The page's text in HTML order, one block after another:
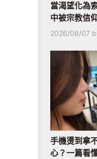
當渴望化為
中被宗教信
2026/08/07
手機燙到拿
心？一篇看